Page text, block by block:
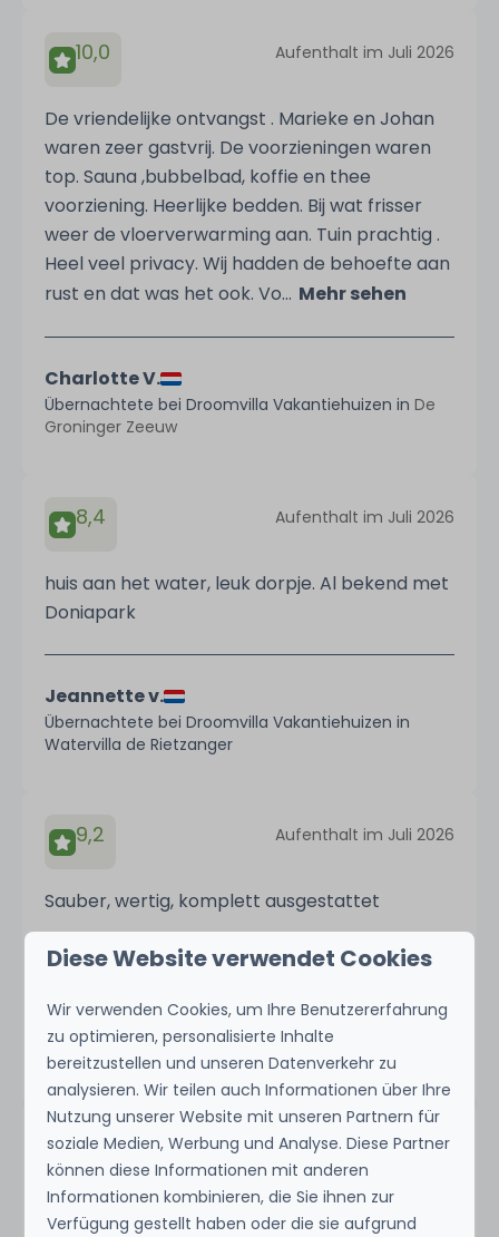
10,0 Aufenthalt im Juli 2026
De vriendelijke ontvangst . Marieke en Johan
waren zeer gastvrij. De voorzieningen waren
top. Sauna ,bubbelbad, koffie en thee
voorziening. Heerlijke bedden. Bij wat frisser
weer de vloerverwarming aan. Tuin prachtig .
Heel veel privacy. Wij hadden de behoefte aan
rust en dat was het ook. Vo... Mehr sehen
Charlotte V.
Übernachtete bei Droomvilla Vakantiehuizen in De
Groninger Zeeuw
8,4 Aufenthalt im Juli 2026
huis aan het water, leuk dorpje. Al bekend met
Doniapark
Jeannette v.
Übernachtete bei Droomvilla Vakantiehuizen in
Watervilla de Rietzanger
9,2 Aufenthalt im Juli 2026
Sauber, wertig, komplett ausgestattet
Übernachtete bei Droomvilla Vakantiehuizen in
Droomvilla Beach Houses Zandvoort - Teilweisen
Meerblick
9,7 Aufenthalt im Juli 2026
Direkte Strandnähe; nur 50m bis zur
Diese Website verwendet Cookies
Wir verwenden Cookies, um Ihre Benutzererfahrung
zu optimieren, personalisierte Inhalte
bereitzustellen und unseren Datenverkehr zu
analysieren. Wir teilen auch Informationen über Ihre
Nutzung unserer Website mit unseren Partnern für
soziale Medien, Werbung und Analyse. Diese Partner
können diese Informationen mit anderen
Informationen kombinieren, die Sie ihnen zur
Verfügung gestellt haben oder die sie aufgrund